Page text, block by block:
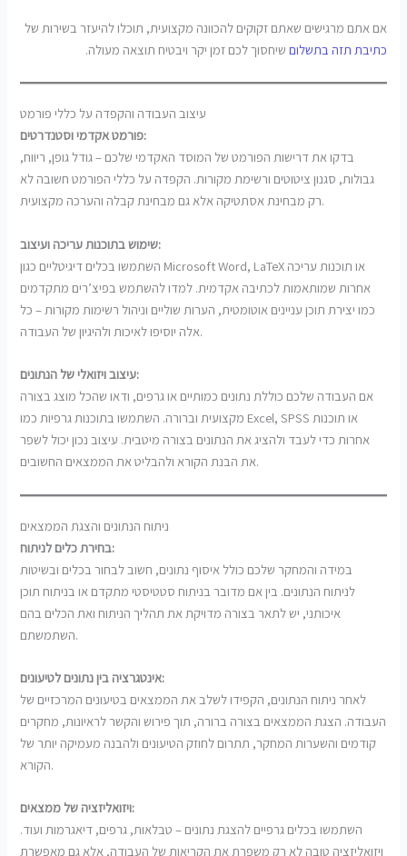
אם אתם מרגישים שאתם זקוקים להכוונה מקצועית, תוכלו להיעזר בשירות של
כתיבת תזה בתשלום שיחסוך לכם זמן יקר ויבטיח תוצאה מעולה.
עיצוב העבודה והקפדה על כללי פורמט
פורמט אקדמי וסטנדרטים:
בדקו את דרישות הפורמט של המוסד האקדמי שלכם – גודל גופן, ריווח,
גבולות, סגנון ציטוטים ורשימת מקורות. הקפדה על כללי הפורמט חשובה לא
רק מבחינת אסתטיקה אלא גם מבחינת קבלה והערכה מקצועית.
שימוש בתוכנות עריכה ועיצוב:
השתמשו בכלים דיגיטליים כגון Microsoft Word, LaTeX או תוכנות עריכה
אחרות שמותאמות לכתיבה אקדמית. למדו להשתמש בפיצ’רים מתקדמים
כמו יצירת תוכן עניינים אוטומטית, הערות שוליים וניהול רשימות מקורות – כל
אלה יוסיפו לאיכות ולהיגיון של העבודה.
עיצוב ויזואלי של הנתונים:
אם העבודה שלכם כוללת נתונים כמותיים או גרפים, ודאו שהכל מוצג בצורה
מקצועית וברורה. השתמשו בתוכנות גרפיות כמו Excel, SPSS או תוכנות
אחרות כדי לעבד ולהציג את הנתונים בצורה מיטבית. עיצוב נכון יכול לשפר
את הבנת הקורא ולהבליט את הממצאים החשובים.
ניתוח הנתונים והצגת הממצאים
בחירת כלים לניתוח:
במידה והמחקר שלכם כולל איסוף נתונים, חשוב לבחור בכלים ובשיטות
לניתוח הנתונים. בין אם מדובר בניתוח סטטיסטי מתקדם או בניתוח תוכן
איכותני, יש לתאר בצורה מדויקת את תהליך הניתוח ואת הכלים בהם
השתמשתם.
אינטגרציה בין נתונים לטיעונים:
לאחר ניתוח הנתונים, הקפידו לשלב את הממצאים בטיעונים המרכזיים של
העבודה. הצגת הממצאים בצורה ברורה, תוך פירוש והקשר לראיונות, מחקרים
קודמים והשערות המחקר, תתרום לחוזק הטיעונים ולהבנה מעמיקה יותר של
הקורא.
ויזואליזציה של ממצאים:
השתמשו בכלים גרפיים להצגת נתונים – טבלאות, גרפים, דיאגרמות ועוד.
ויזואליזציה טובה לא רק משפרת את הקריאות של העבודה, אלא גם מאפשרת